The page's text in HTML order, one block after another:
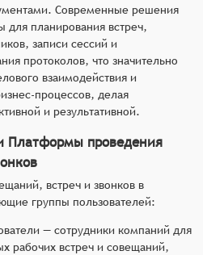
Современные решения
для планирования встреч,
записи сессий и
протоколов, что значительно
взаимодействия и
процессов, делая
и результативной.
Платформы проведения
встреч и звонков в
группы пользователей:
— сотрудники компаний для
рабочих встреч и совещаний,